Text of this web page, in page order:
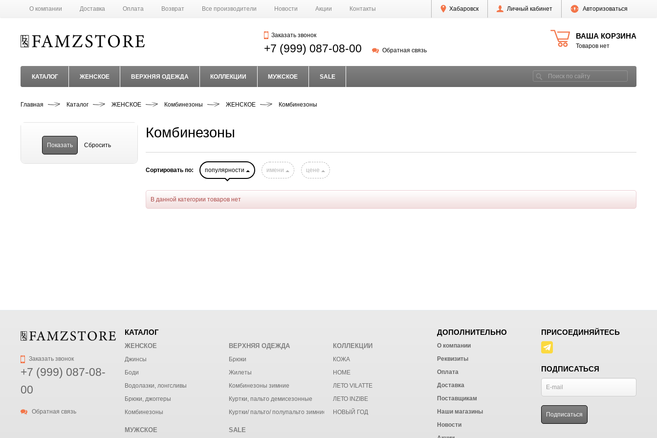
Хабаровск Личный кабинет Авторизоваться
О компании Доставка Оплата Возврат Все производители Новости Акции Контакты
ВАША КОРЗИНА
Товаров нет
Заказать звонок
+7 (999) 087-08-00 Обратная связь
КАТАЛОГ ЖЕНСКОЕ ВЕРХНЯЯ ОДЕЖДА КОЛЛЕКЦИИ МУЖСКОЕ SALE
Главная Каталог ЖЕНСКОЕ Комбинезоны ЖЕНСКОЕ Комбинезоны
Комбинезоны
Сортировать по: популярности имени цене
В данной категории товаров нет
Заказать звонок
+7 (999) 087-08-
00
Обратная связь
КАТАЛОГ
ЖЕНСКОЕ
Джинсы
Боди
Водолазки, лонгсливы
Брюки, джоггеры
Комбинезоны
ВЕРХНЯЯ ОДЕЖДА
Брюки
Жилеты
Комбинезоны зимние
Куртки, пальто демисезонные
Куртки/ пальто/ полупальто зимние
КОЛЛЕКЦИИ
КОЖА
HOME
ЛЕТО VILATTE
ЛЕТО INZIBE
НОВЫЙ ГОД
МУЖСКОЕ SALE
ДОПОЛНИТЕЛЬНО
О компании
Реквизиты
Оплата
Доставка
Поставщикам
Наши магазины
Новости
ПРИСОЕДИНЯЙТЕСЬ
ПОДПИСАТЬСЯ